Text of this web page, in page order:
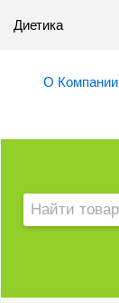
Диетика
О Компании